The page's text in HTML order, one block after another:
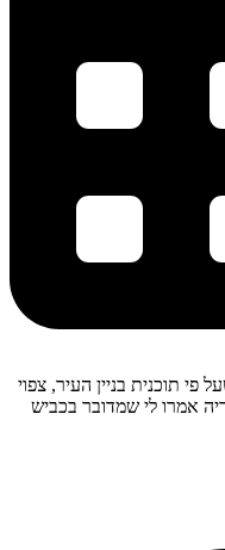
תוכנית בניין העיר, צפוי
אמרו לי שמדובר בכביש